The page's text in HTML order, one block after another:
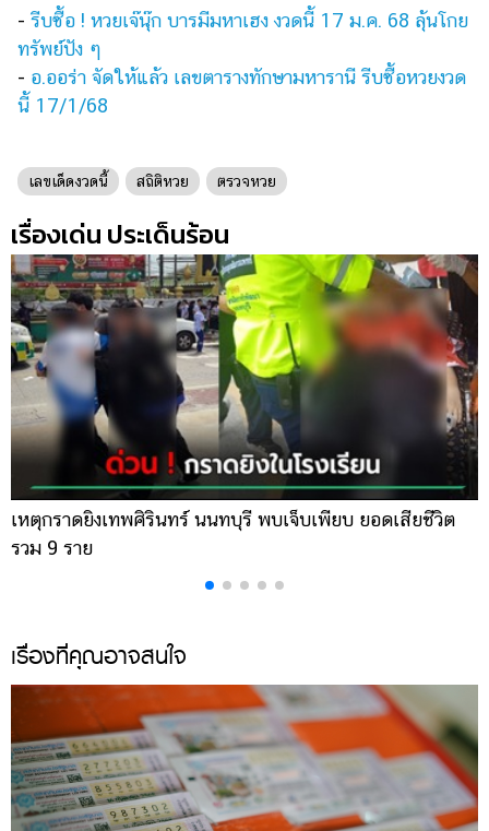
ออนไลน์
ติดต่อ
โฆษณา
แจ้ง
ร่วม
กับ
เรา
- รีบซื้อ ! หวยเจ๊นุ๊ก บารมีมหาเฮง งวดนี้ 17 ม.ค. 68 ลุ้นโกย
ทรัพย์ปัง ๆ
- อ.ออร่า จัดให้แล้ว เลขตารางทักษามหารานี รีบซื้อหวยงวด
นี้ 17/1/68
เลขเด็ดงวดนี้ สถิติหวย ตรวจหวย
เรื่องเด่น ประเด็นร้อน
เหตุกราดยิงเทพศิรินทร์ นนทบุรี พบเจ็บเพียบ ยอดเสียชีวิต
รวม 9 ราย
เรื่องที่คุณอาจสนใจ